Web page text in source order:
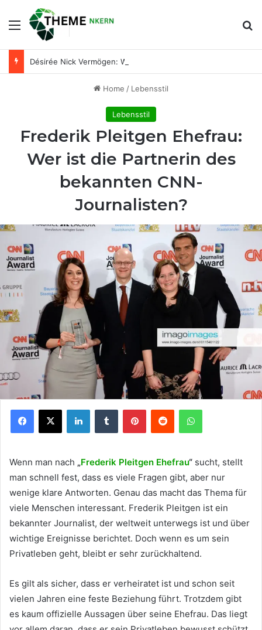
Menu
Home / Lebensstil
Lebensstil
Frederik Pleitgen Ehefrau:
Wer ist die Partnerin des
bekannten CNN-
Journalisten?
Facebook
X LinkedInTumblr PinterestReddit WhatsApp
Wenn man nach „Frederik Pleitgen Ehefrau“ sucht, stellt
man schnell fest, dass es viele Fragen gibt, aber nur
wenige klare Antworten. Genau das macht das Thema für
viele Menschen interessant. Frederik Pleitgen ist ein
bekannter Journalist, der weltweit unterwegs ist und über
wichtige Ereignisse berichtet. Doch wenn es um sein
Privatleben geht, bleibt er sehr zurückhaltend.
Es gilt als sicher, dass er verheiratet ist und schon seit
vielen Jahren eine feste Beziehung führt. Trotzdem gibt
es kaum offizielle Aussagen über seine Ehefrau. Das liegt